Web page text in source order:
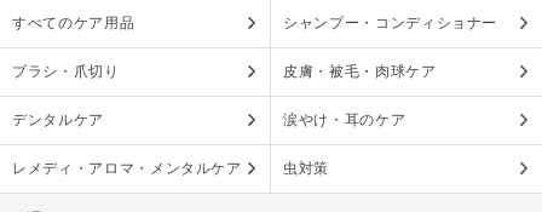
すべてのケア用品 シャンプー・コンディショナー
ブラシ・爪切り 皮膚・被毛・肉球ケア
デンタルケア 涙やけ・耳のケア
レメディ・アロマ・メンタルケア 虫対策